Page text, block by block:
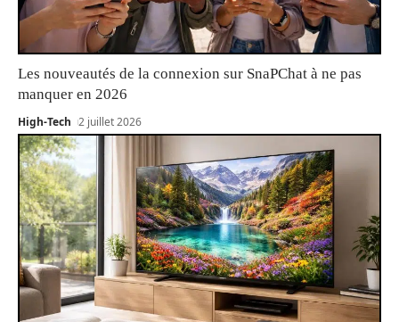
Les nouveautés de la connexion sur SnaPChat à ne pas
manquer en 2026
High-Tech 2 juillet 2026